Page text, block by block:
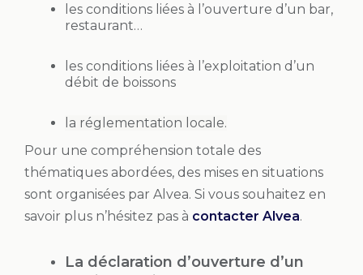
les conditions liées à l’ouverture d’un bar,
restaurant…
les conditions liées à l’exploitation d’un
débit de boissons
la réglementation locale.
Pour une compréhension totale des
thématiques abordées, des mises en situations
sont organisées par Alvea. Si vous souhaitez en
savoir plus n’hésitez pas à contacter Alvea.
La déclaration d’ouverture d’un